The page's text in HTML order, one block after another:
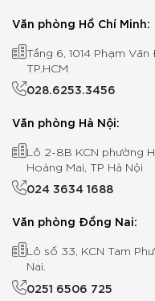
Văn phòng Hồ Chí Minh:
Tầng 6, 1014 Phạm
TP.HCM
028.6253.3456
Văn phòng Hà Nội:
Lô 2-8B KCN phường
Hoàng Mai, TP Hà Nội
024 3634 1688
Văn phòng Đồng Nai:
Lô số 33, KCN Tam
Nai.
0251 6506 725